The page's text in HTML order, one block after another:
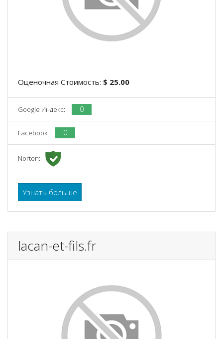
Оценочная Стоимость: $ 25.00
Google Индекс: 0
Facebook: 0
Norton:
Узнать больше
lacan-et-fils.fr